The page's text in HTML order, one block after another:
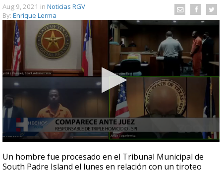
Aug 9, 2021 in Noticias RGV
By: Enrique Lerma
seconds
of
1
Un hombre fue procesado en el Tribunal Municipal de
South Padre Island el lunes en relación con un tiroteo